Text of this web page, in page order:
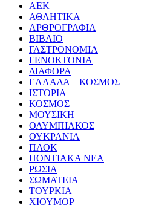
ΑΕΚ
ΑΘΛΗΤΙΚΑ
ΑΡΘΡΟΓΡΑΦΙΑ
ΒΙΒΛΙΟ
ΓΑΣΤΡΟΝΟΜΙΑ
ΓΕΝΟΚΤΟΝΙΑ
ΔΙΑΦΟΡΑ
ΕΛΛΑΔΑ – ΚΟΣΜΟΣ
ΙΣΤΟΡΙΑ
ΚΟΣΜΟΣ
ΜΟΥΣΙΚΗ
ΟΛΥΜΠΙΑΚΟΣ
ΟΥΚΡΑΝΙΑ
ΠΑΟΚ
ΠΟΝΤΙΑΚΑ ΝΕΑ
ΡΩΣΙΑ
ΣΩΜΑΤΕΙΑ
ΤΟΥΡΚΙΑ
ΧΙΟΥΜΟΡ